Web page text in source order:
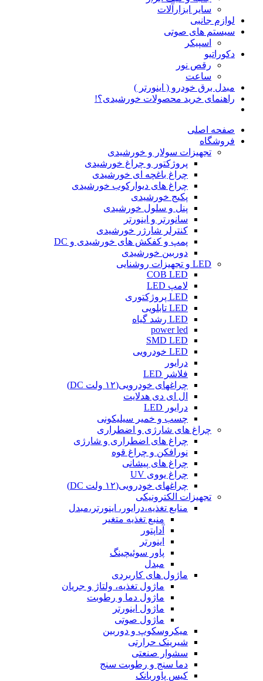
سایر ابزارآلات
لوازم جانبی
سیستم های صوتی
اسپیکر
دکوراتیو
رقص نور
ساعت
مبدل برق خودرو ( اینورتر )
راهنمای خرید محصولات خورشیدی؟!
صفحه اصلی
فروشگاه
تجهیزات سولار و خورشیدی
پروژکتور و چراغ خورشیدی
چراغ باغچه ای خورشیدی
چراغ های دیوارکوب خورشیدی
پکیج خورشیدی
پنل و سلول خورشیدی
سانورتر و اینورتر
کنترلر شارژر خورشیدی
پمپ و کفکش های خورشیدی و DC
دوربین خورشیدی
LED و تجهیزات روشنایی
COB LED
لامپ LED
LED پروژکتوری
LED تابلویی
LED رشد گیاه
power led
SMD LED
LED خودرویی
درایور
فلاشر LED
چراغهای خودرویی(۱۲ ولت DC)
ال ای دی هدلایت
درایور LED
چسب و خمیر سیلیکونی
چراغ های شارژی و اضطراری
چراغ های اضطراری و شارژی
نورافکن و چراغ قوه
چراغ های پیشانی
چراغ یووی UV
چراغهای خودرویی(۱۲ ولت DC)
تجهیزات الکترونیکی
منابع تغذیه،درایور، اینورتر،مبدل
منبع تغذیه متغیر
آداپتور
اینورتر
پاور سوئیچینگ
مبدل
ماژول های کاربردی
ماژول تغذیه، ولتاژ و جریان
ماژول دما و رطوبت
ماژول اینورتر
ماژول صوتی
میکروسکوپ و دوربین
شیرینک حرارتی
سشوار صنعتی
دما سنج و رطوبت سنج
کیس پاوربانک